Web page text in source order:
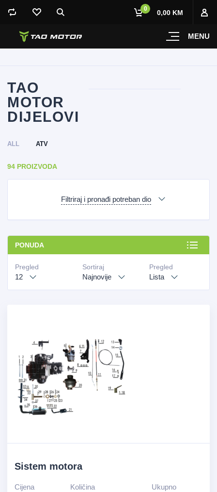
MENU
0 0,00 KM
TAO
MOTOR
DIJELOVI
ALL ATV
94 PROIZVODA
Filtriraj i pronađi potreban dio
PONUDA
Pregled
Lista
Sortiraj
Najnovije
Pregled
12
Sistem motora
Cijena Količina Ukupno